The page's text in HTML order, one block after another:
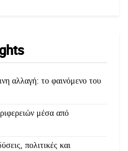
αλλαγή: το φαινόμενο του
μέσα από
πολιτικές και